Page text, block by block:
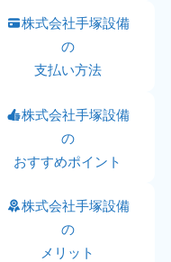
株式会社手塚設備
の
支払い方法
株式会社手塚設備
の
おすすめポイント
株式会社手塚設備
の
メリット